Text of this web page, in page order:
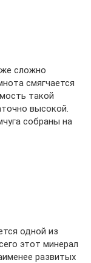
сложно
смягчается
такой
высокой.
собраны на
одной из
этот минерал
развитых